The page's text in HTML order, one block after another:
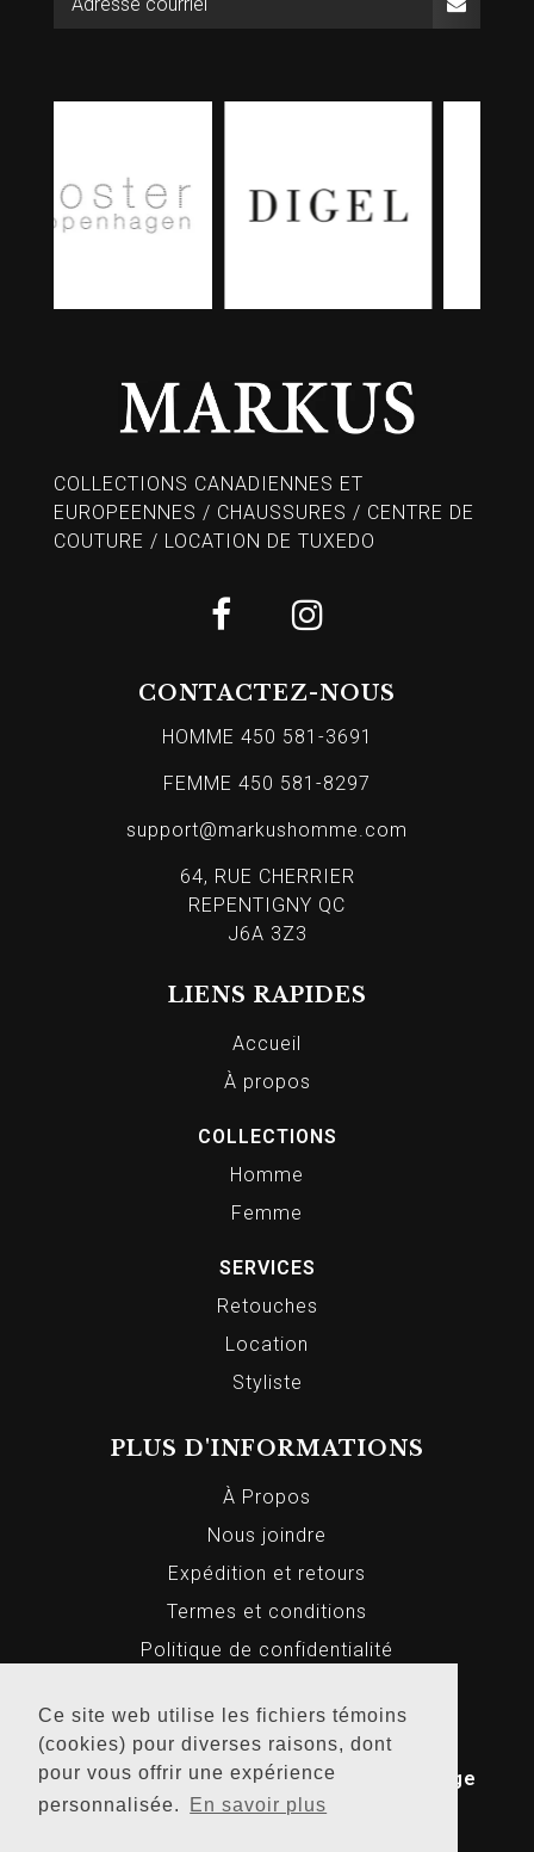
Ce site web utilise les fichiers témoins
(cookies) pour diverses raisons, dont
pour vous offrir une expérience
personnalisée.
En savoir plus
COLLECTIONS CANADIENNES ET
EUROPEENNES / CHAUSSURES / CENTRE DE
COUTURE / LOCATION DE TUXEDO
CONTACTEZ-NOUS
HOMME 450 581-3691
FEMME 450 581-8297
support@markushomme.com
64, RUE CHERRIER
REPENTIGNY QC
J6A 3Z3
LIENS RAPIDES
Accueil
À propos
COLLECTIONS
Homme
Femme
SERVICES
Retouches
Location
Styliste
PLUS D'INFORMATIONS
À Propos
Nous joindre
Expédition et retours
Termes et conditions
Politique de confidentialité
© 2026 Markus Homme et Femme, Tous
droits réservés. Conception Web par
Bridge
Media.